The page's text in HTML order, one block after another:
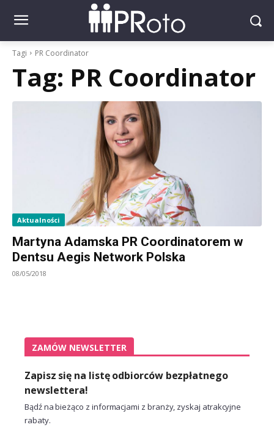
Tagi PR Coordinator
Tag: PR Coordinator
Aktualności
Martyna Adamska PR Coordinatorem w
Dentsu Aegis Network Polska
08/05/2018
ZAMÓW NEWSLETTER
Zapisz się na listę odbiorców bezpłatnego
newslettera!
Bądź na bieżąco z informacjami z branży, zyskaj atrakcyjne
rabaty.